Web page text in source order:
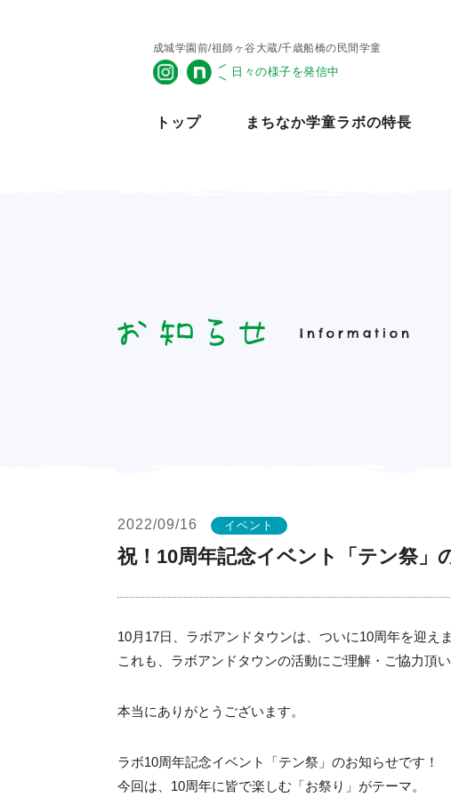
成城学園前/祖師ヶ谷大蔵/千歳船橋の民間学童
Inst
agr
日々の様子を発信中
トップ まちなか学童ラボの特長
2022/09/16 イベント
祝！10周年記念イベント「テン祭」
10月17日、ラボアンドタウンは、ついに10周年を迎えま
これも、ラボアンドタウンの活動にご理解・ご協力頂
本当にありがとうございます。
ラボ10周年記念イベント「テン祭」のお知らせです！
今回は、10周年に皆で楽しむ「お祭り」がテーマ。